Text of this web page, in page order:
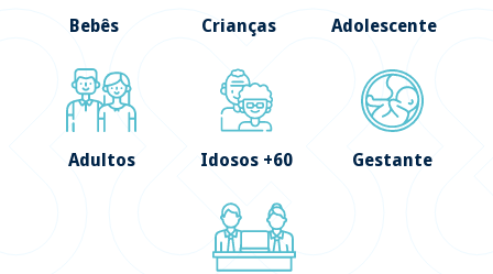
Bebês Crianças Adolescente
Adultos Idosos +60 Gestante